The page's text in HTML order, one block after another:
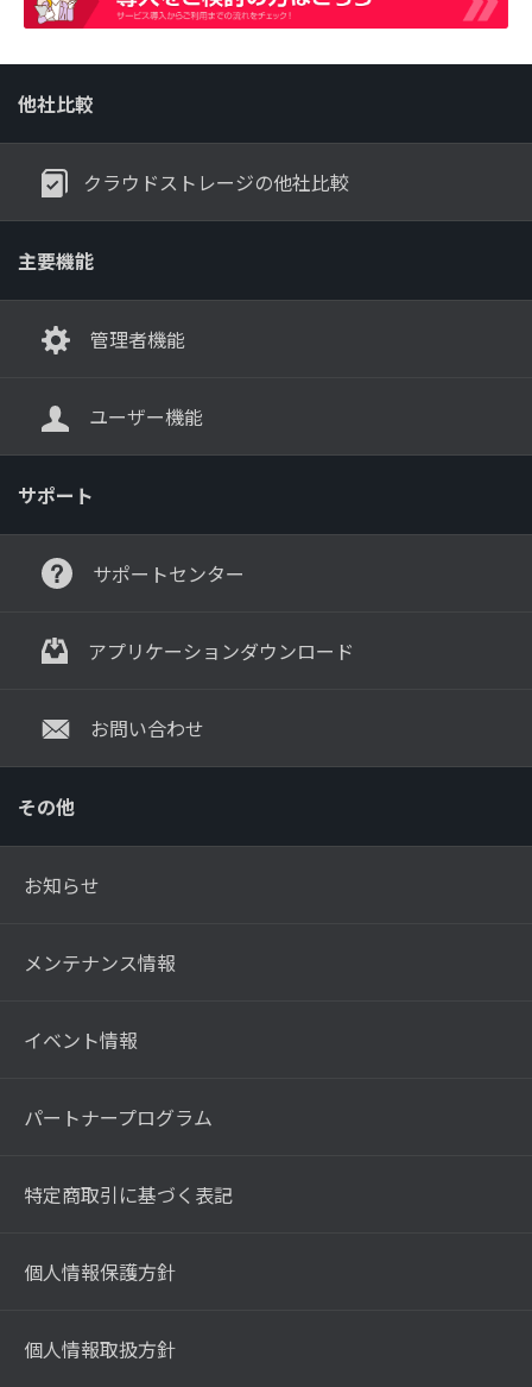
他社比較
クラウドストレージの他社比較
主要機能
管理者機能
ユーザー機能
サポート
サポートセンター
アプリケーションダウンロード
お問い合わせ
その他
お知らせ
メンテナンス情報
イベント情報
パートナープログラム
特定商取引に基づく表記
個人情報保護方針
個人情報取扱方針